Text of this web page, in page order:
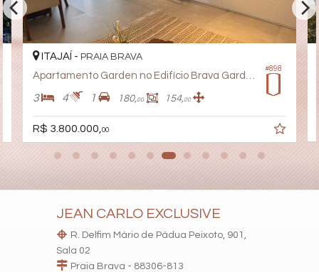
#898
ITAJAÍ - PRAIA BRAVA
Apartamento Garden no Edifício Brava Garden Residence
3 4 1 180,00 154,00
R$ 3.800.000, 00
JEAN CARLO EXCLUSIVE
R. Delfim Mário de Pádua Peixoto, 901,
Sala 02
Praia Brava - 88306-813